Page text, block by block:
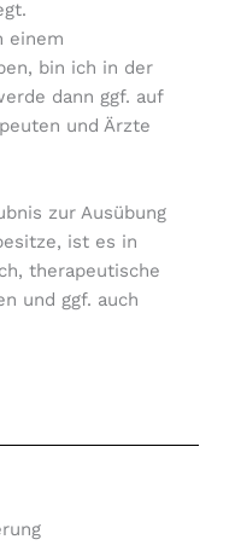
einem
bin ich in der
dann ggf. auf
und Ärzte
zur Ausübung
ist es in
therapeutische
und ggf. auch